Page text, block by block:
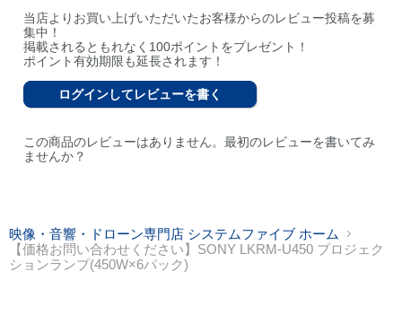
当店よりお買い上げいただいたお客様からのレビュー投稿を募
集中！
掲載されるともれなく100ポイントをプレゼント！
ポイント有効期限も延長されます！
ログインしてレビューを書く
この商品のレビューはありません。最初のレビューを書いてみ
ませんか？
映像・音響・ドローン専門店 システムファイブ ホーム
【価格お問い合わせください】SONY LKRM-U450 プロジェク
ションランプ(450W×6パック)